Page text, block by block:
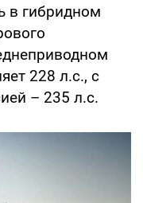
в гибридном
228 л.с., с
– 235 л.с.